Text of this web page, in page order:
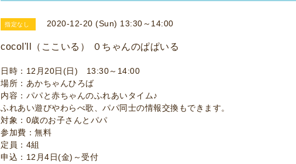
指定なし 2020-12-20 (Sun) 13:30～14:00
cocoI'll（ここいる） ０ちゃんのぱぱいる
日時：12月20日(日) 13:30～14:00
場所：あかちゃんひろば
内容：パパと赤ちゃんのふれあいタイム♪
ふれあい遊びやわらべ歌、パパ同士の情報交換もできます。
対象：0歳のお子さんとパパ
参加費：無料
定員：4組
申込：12月4日(金)～受付